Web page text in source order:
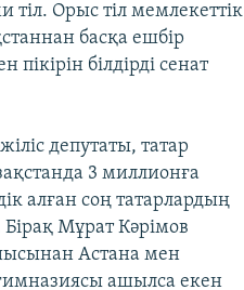
тіл. Орыс тіл мемлекеттік
басқа ешбір
білдірді сенат
депутаты, татар
3 миллионға
алған соң татарлардың
Мұрат Кәрімов
Астана мен
ашылса екен